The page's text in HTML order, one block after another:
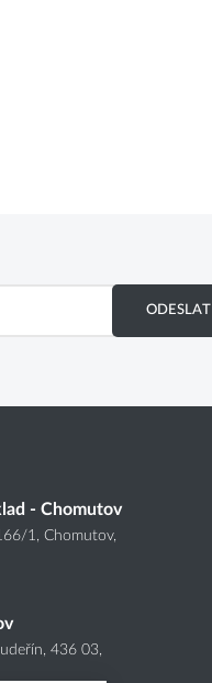
ODESLAT
- Chomutov
/1, Chomutov,
436 03,